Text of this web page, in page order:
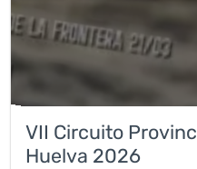
VII Circuito
Huelva 2026